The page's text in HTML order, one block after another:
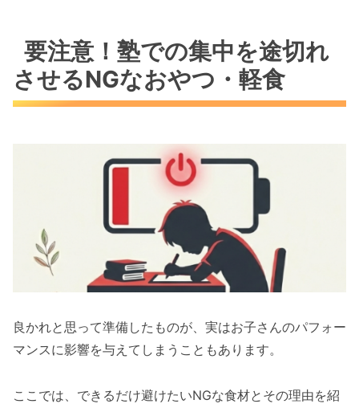
要注意！塾での集中を途切れ
させるNGなおやつ・軽食
良かれと思って準備したものが、実はお子さんのパフォー
マンスに影響を与えてしまうこともあります。
ここでは、できるだけ避けたいNGな食材とその理由を紹